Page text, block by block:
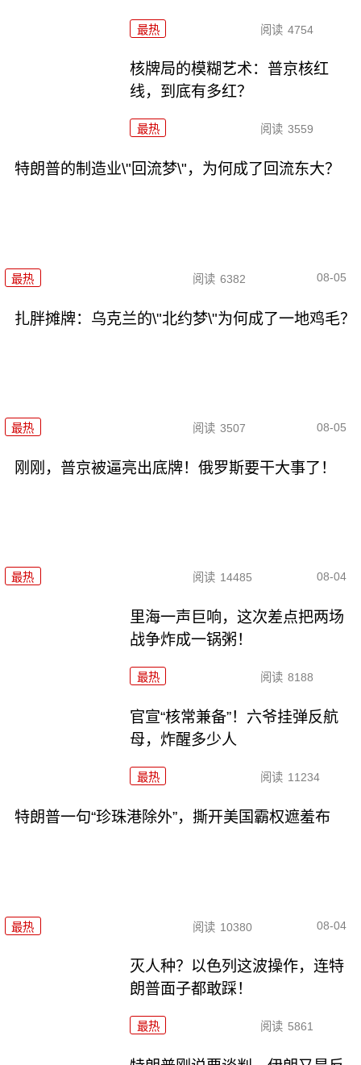
最热 阅读 4754
核牌局的模糊艺术：普京核红
线，到底有多红？
最热 阅读 3559
特朗普的制造业\"回流梦\"，为何成了回流东大？
最热 阅读 6382 08-05
扎胖摊牌：乌克兰的\"北约梦\"为何成了一地鸡毛？
最热 阅读 3507 08-05
刚刚，普京被逼亮出底牌！俄罗斯要干大事了！
最热 阅读 14485 08-04
里海一声巨响，这次差点把两场
战争炸成一锅粥！
最热 阅读 8188
官宣“核常兼备”！六爷挂弹反航
母，炸醒多少人
最热 阅读 11234
特朗普一句“珍珠港除外”，撕开美国霸权遮羞布
最热 阅读 10380 08-04
灭人种？以色列这波操作，连特
朗普面子都敢踩！
最热 阅读 5861